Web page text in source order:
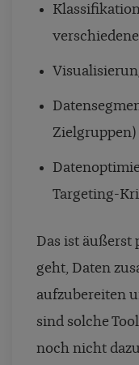
Zielgruppen)
Targeting-
Das ist äußerst
geht, Daten
aufzubereiten
sind solche
noch nicht